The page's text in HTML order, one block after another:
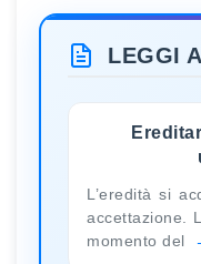
LEGGI
L’eredità si
accettazione.
momento del